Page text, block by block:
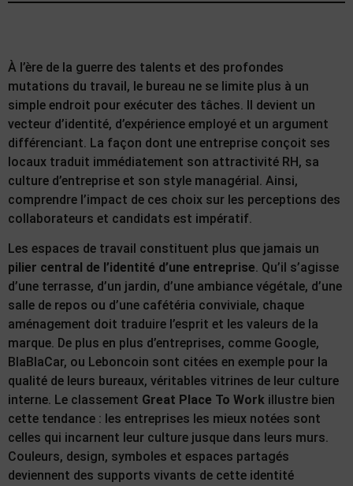
À l’ère de la guerre des talents et des profondes
mutations du travail, le bureau ne se limite plus à un
simple endroit pour exécuter des tâches. Il devient un
vecteur d’identité, d’expérience employé et un argument
différenciant. La façon dont une entreprise conçoit ses
locaux traduit immédiatement son attractivité RH, sa
culture d’entreprise et son style managérial. Ainsi,
comprendre l’impact de ces choix sur les perceptions des
collaborateurs et candidats est impératif.
Les espaces de travail constituent plus que jamais un
pilier central de l’identité d’une entreprise. Qu’il s’agisse
d’une terrasse, d’un jardin, d’une ambiance végétale, d’une
salle de repos ou d’une cafétéria conviviale, chaque
aménagement doit traduire l’esprit et les valeurs de la
marque. De plus en plus d’entreprises, comme Google,
BlaBlaCar, ou Leboncoin sont citées en exemple pour la
qualité de leurs bureaux, véritables vitrines de leur culture
interne. Le classement Great Place To Work illustre bien
cette tendance : les entreprises les mieux notées sont
celles qui incarnent leur culture jusque dans leurs murs.
Couleurs, design, symboles et espaces partagés
deviennent des supports vivants de cette identité